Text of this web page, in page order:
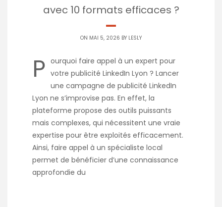
avec 10 formats efficaces ?
ON MAI 5, 2026 BY LESLY
P ourquoi faire appel à un expert pour
votre publicité LinkedIn Lyon ? Lancer
une campagne de publicité LinkedIn
Lyon ne s’improvise pas. En effet, la
plateforme propose des outils puissants
mais complexes, qui nécessitent une vraie
expertise pour être exploités efficacement.
Ainsi, faire appel à un spécialiste local
permet de bénéficier d’une connaissance
approfondie du